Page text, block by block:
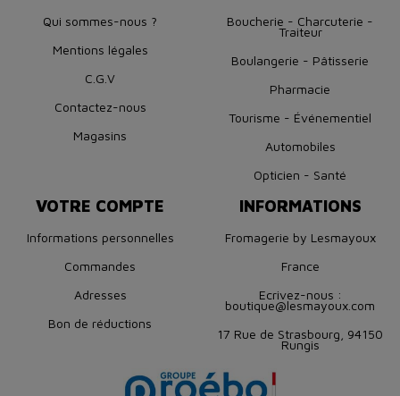
Qui sommes-nous ?
Mentions légales
C.G.V
Contactez-nous
Magasins
Boucherie - Charcuterie -
Traiteur
Boulangerie - Pâtisserie
Pharmacie
Tourisme - Événementiel
Automobiles
Opticien - Santé
VOTRE COMPTE
Informations personnelles
Commandes
Adresses
Bon de réductions
INFORMATIONS
Fromagerie by Lesmayoux
France
Ecrivez-nous :
boutique@lesmayoux.com
17 Rue de Strasbourg, 94150
Rungis